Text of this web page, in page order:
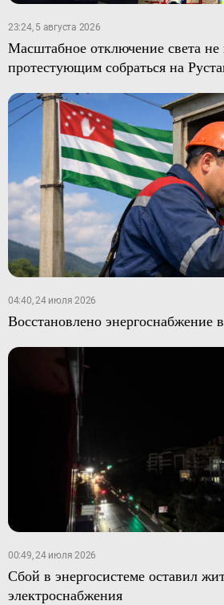
23:24, 5 августа 2026
Масштабное отключение света
протестующим собраться на
04:40, 24 июля 2026
Восстановлено энергоснабжение
00:49, 24 июля 2026
Сбой в энергосистеме оставил
электроснабжения